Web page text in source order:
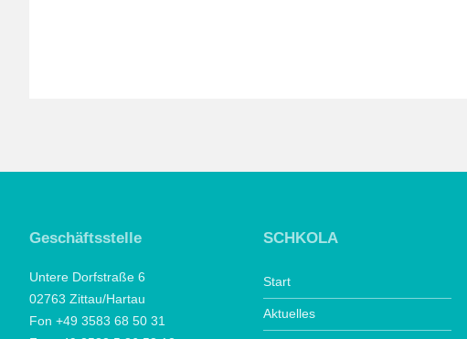
Geschäftsstelle
Untere Dorfstraße 6
02763 Zittau/Hartau
Fon +49 3583 68 50 31
SCHKOLA
Start
Aktuelles